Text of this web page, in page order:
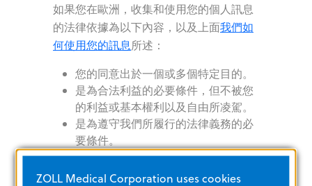
如果您在歐洲，收集和使用您的個人訊息
的法律依據為以下內容，以及上面我們如
何使用您的訊息所述：
您的同意出於一個或多個特定目的。
是為合法利益的必要條件，但不被您
的利益或基本權利以及自由所凌駕。
是為遵守我們所履行的法律義務的必
要條件。
是為保護您的生命利益或其他人的利
益的必要條件。
ZOLL Medical Corporation uses cookies